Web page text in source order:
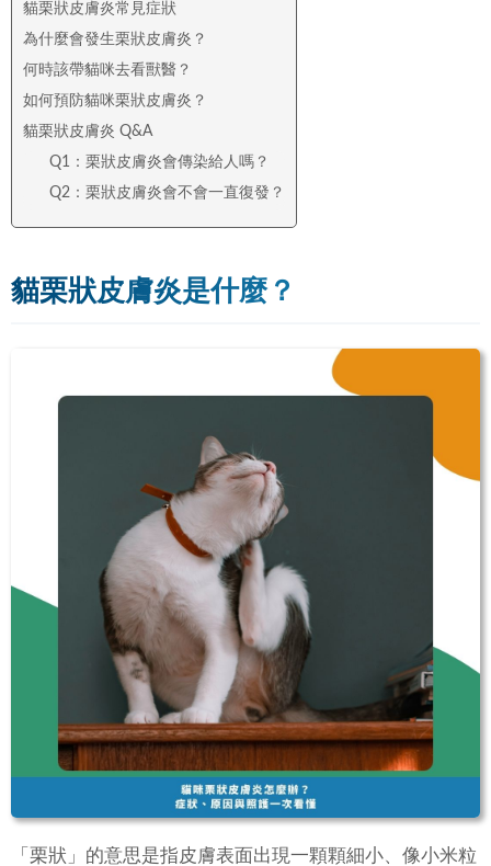
貓栗狀皮膚炎常見症狀
為什麼會發生栗狀皮膚炎？
何時該帶貓咪去看獸醫？
如何預防貓咪栗狀皮膚炎？
貓栗狀皮膚炎 Q&A
Q1：栗狀皮膚炎會傳染給人嗎？
Q2：栗狀皮膚炎會不會一直復發？
貓栗狀皮膚炎是什麼？
「栗狀」的意思是指皮膚表面出現一顆顆細小、像小米粒